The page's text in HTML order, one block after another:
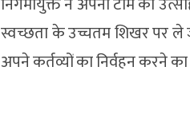
स्वच्छता के उच्चतम शिखर पर ले
अपने कर्तव्यों का निर्वहन करने